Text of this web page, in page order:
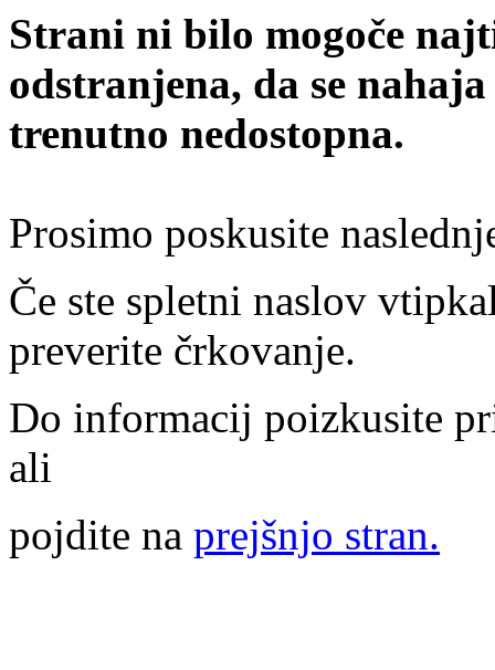
Strani ni bilo mogoče
odstranjena, da se
trenutno nedostopna.
Prosimo poskusite
Če ste spletni naslov
preverite črkovanje.
Do informacij poizkusite
ali
pojdite na prejšnjo stran.